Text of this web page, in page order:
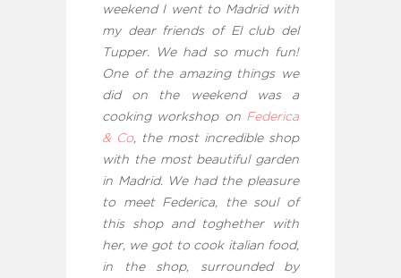
weekend I went to Madrid with
my dear friends of El club del
Tupper. We had so much fun!
One of the amazing things we
did on the weekend was a
cooking workshop on Federica
& Co , the most incredible shop
with the most beautiful garden
in Madrid. We had the pleasure
to meet Federica, the soul of
this shop and toghether with
her, we got to cook italian food,
in the shop, surrounded by